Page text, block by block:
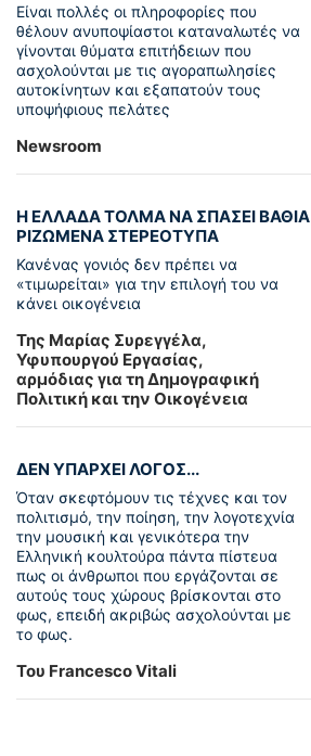
Είναι πολλές οι πληροφορίες που
θέλουν ανυποψίαστοι καταναλωτές να
γίνονται θύματα επιτήδειων που
ασχολούνται με τις αγοραπωλησίες
αυτοκίνητων και εξαπατούν τους
υποψήφιους πελάτες
Newsroom
Η ΕΛΛΑΔΑ ΤΟΛΜΑ ΝΑ ΣΠΑΣΕΙ ΒΑΘΙΑ
ΡΙΖΩΜΕΝΑ ΣΤΕΡΕΟΤΥΠΑ
Κανένας γονιός δεν πρέπει να
«τιμωρείται» για την επιλογή του να
κάνει οικογένεια
Της Μαρίας Συρεγγέλα,
Υφυπουργού Εργασίας,
αρμόδιας για τη Δημογραφική
Πολιτική και την Οικογένεια
ΔΕΝ ΥΠΑΡΧΕΙ ΛΟΓΟΣ...
Όταν σκεφτόμουν τις τέχνες και τον
πολιτισμό, την ποίηση, την λογοτεχνία
την μουσική και γενικότερα την
Ελληνική κουλτούρα πάντα πίστευα
πως οι άνθρωποι που εργάζονται σε
αυτούς τους χώρους βρίσκονται στο
φως, επειδή ακριβώς ασχολούνται με
το φως.
Του Francesco Vitali